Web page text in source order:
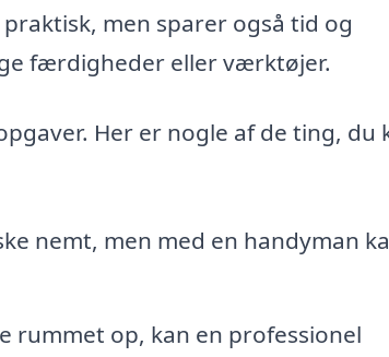
men sparer også tid og
færdigheder eller værktøjer.
Her er nogle af de ting, du
nemt, men med en handyman
rummet op, kan en professionel